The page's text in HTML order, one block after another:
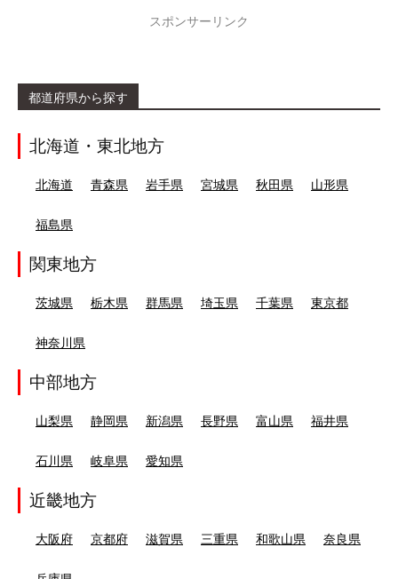
スポンサーリンク
都道府県から探す
北海道・東北地方
北海道 青森県 岩手県 宮城県 秋田県 山形県
福島県
関東地方
茨城県 栃木県 群馬県 埼玉県 千葉県 東京都
神奈川県
中部地方
山梨県 静岡県 新潟県 長野県 富山県 福井県
石川県 岐阜県 愛知県
近畿地方
大阪府 京都府 滋賀県 三重県 和歌山県 奈良県